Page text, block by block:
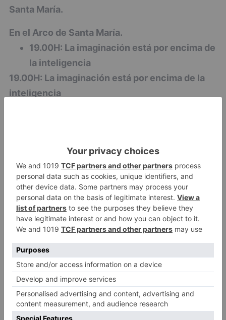
Santa María.
En el Arco de Santa María.
19.00H: La imaginación está por encima de
la inteligencia
19.00H: La imaginación está por encima de la
inteligencia
retratos, grabados, mangas, cantantes,
hermosas mujeres...Incluye también dibujos de
atletas y personajes de la películas de Disney.
Los dibujos y pinturas han sido realizadas con
carboncillo, acuarelas y rotuladores.En la
Biblioteca Miguel de Cervantes.
En la Biblioteca Miguel de Cervantes.
20.00H: Concierto de Eva Manzano y Juan
Triva
20.00H: Concierto de Eva Manzano y Juan
TrivaEn el Salón de actos de Plaza España